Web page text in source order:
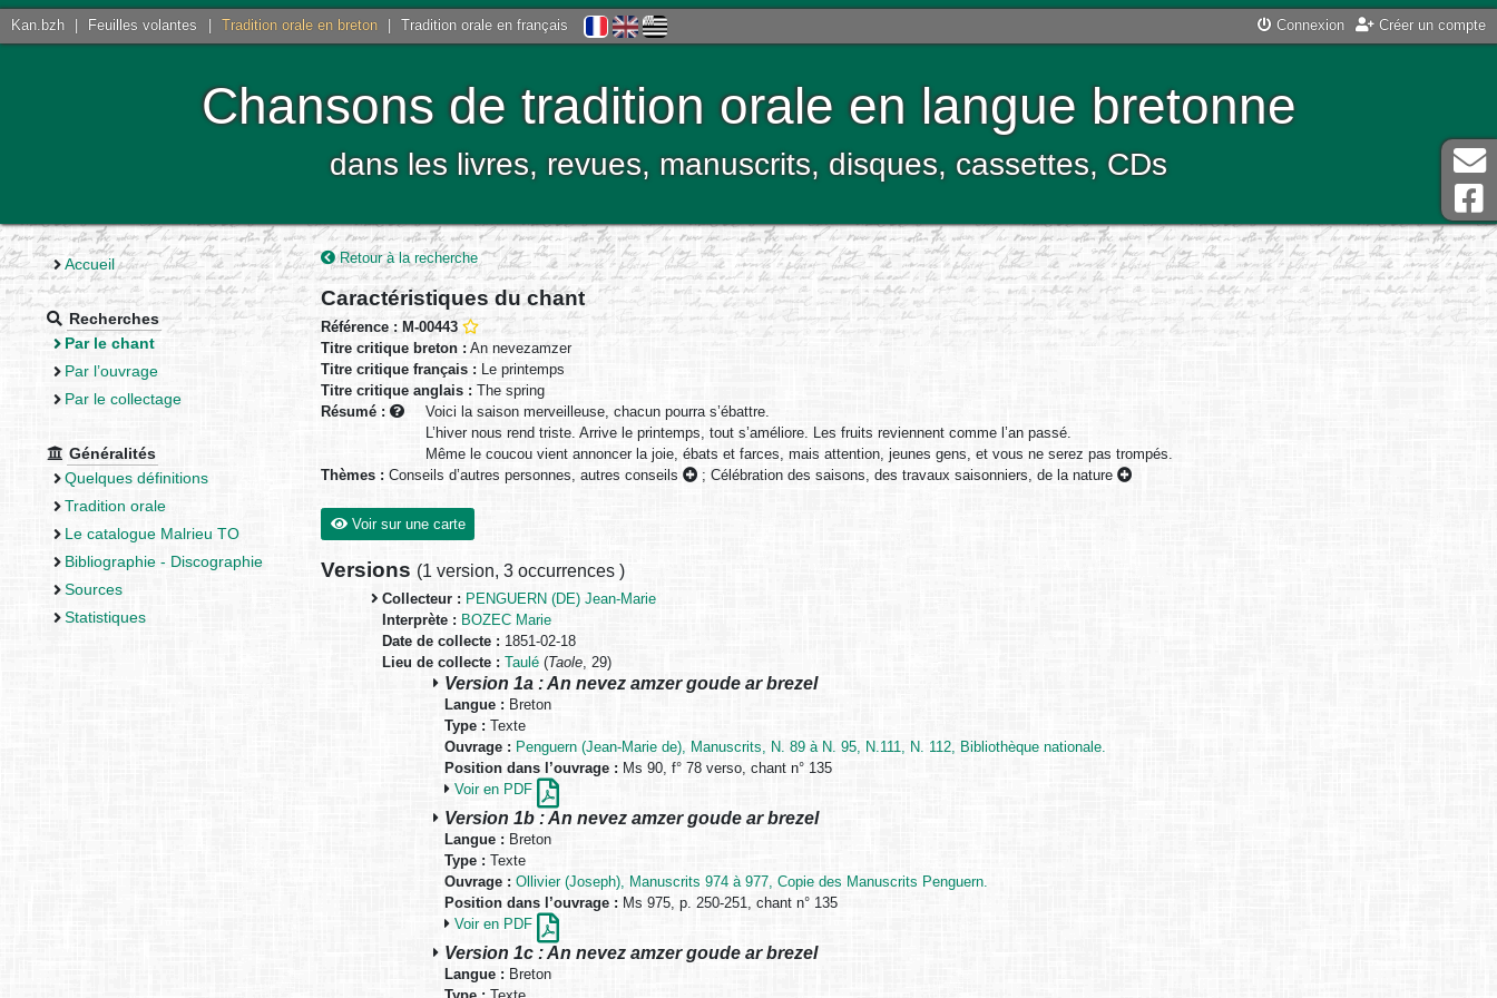
Kan.bzh Feuilles volantes Tradition orale en breton Tradition orale en français Connexion Créer un compte
Chansons de tradition orale en langue bretonne
dans les livres, revues, manuscrits, disques, cassettes, CDs
Accueil
Recherches
Par le chant
Par l’ouvrage
Par le collectage
Généralités
Quelques définitions
Tradition orale
Le catalogue Malrieu TO
Bibliographie - Discographie
Sources
Statistiques
Retour à la recherche
Caractéristiques du chant
Référence : M-00443
Titre critique breton : An nevezamzer
Titre critique français : Le printemps
Titre critique anglais : The spring
Résumé :
Voici la saison merveilleuse, chacun pourra s’ébattre.
L’hiver nous rend triste. Arrive le printemps, tout s’améliore. Les fruits reviennent comme l’an passé.
Même le coucou vient annoncer la joie, ébats et farces, mais attention, jeunes gens, et vous ne serez pas trompés.
Thèmes : Conseils d’autres personnes, autres conseils ; Célébration des saisons, des travaux saisonniers, de la nature
Voir sur une carte
Versions (1 version, 3 occurrences )
Collecteur : PENGUERN (DE) Jean-Marie
Interprète : BOZEC Marie
Date de collecte : 1851-02-18
Lieu de collecte : Taulé (Taole, 29)
Version 1a : An nevez amzer goude ar brezel
Langue : Breton
Type :Texte
Ouvrage : Penguern (Jean-Marie de), Manuscrits, N. 89 à N. 95, N.111, N. 112, Bibliothèque nationale.
Position dans l’ouvrage : Ms 90, f° 78 verso, chant n° 135
Voir en PDF
Version 1b : An nevez amzer goude ar brezel
Langue : Breton
Type : Texte
Ouvrage : Ollivier (Joseph), Manuscrits 974 à 977, Copie des Manuscrits Penguern.
Position dans l’ouvrage :Ms 975, p. 250-251, chant n° 135
Voir en PDF
Version 1c : An nevez amzer goude ar brezel
Langue : Breton